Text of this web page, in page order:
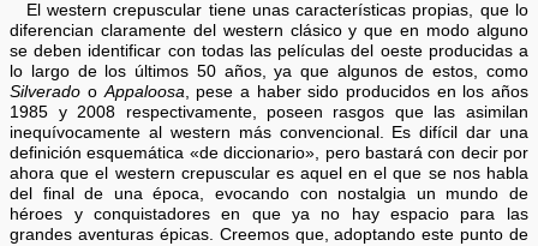
El western crepuscular tiene unas características propias, que lo
diferencian claramente del western clásico y que en modo alguno
se deben identificar con todas las películas del oeste producidas a
lo largo de los últimos 50 años, ya que algunos de estos, como
Silverado oAppaloosa, pese a haber sido producidos en los años
1985 y 2008 respectivamente, poseen rasgos que las asimilan
inequívocamente al western más convencional. Es difícil dar una
definición esquemática «de diccionario», pero bastará con decir por
ahora que el western crepuscular es aquel en el que se nos habla
del final de una época, evocando con nostalgia un mundo de
héroes y conquistadores en que ya no hay espacio para las
grandes aventuras épicas. Creemos que, adoptando este punto de